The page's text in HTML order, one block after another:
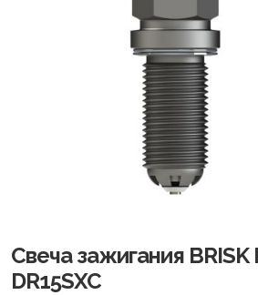
Свеча зажигания BRISK
DR15SXC